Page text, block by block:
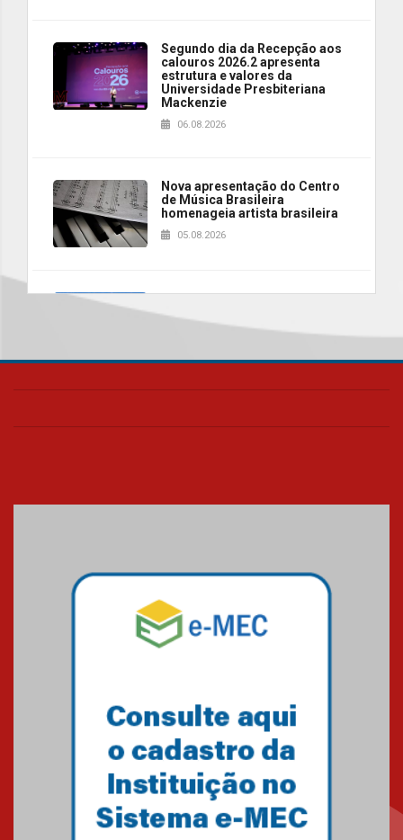
Segundo dia da Recepção aos
calouros 2026.2 apresenta
estrutura e valores da
Universidade Presbiteriana
Mackenzie
06.08.2026
Nova apresentação do Centro
de Música Brasileira
homenageia artista brasileira
05.08.2026
Universidade Mackenzie
realizará nova edição da Feira
EducationUSA
das novas tecnologias em
04.08.2026
Como o Colégio Mackenzie
Brasília prepara seus
Como os pais podem investir
na educação dos filhos além da
escola